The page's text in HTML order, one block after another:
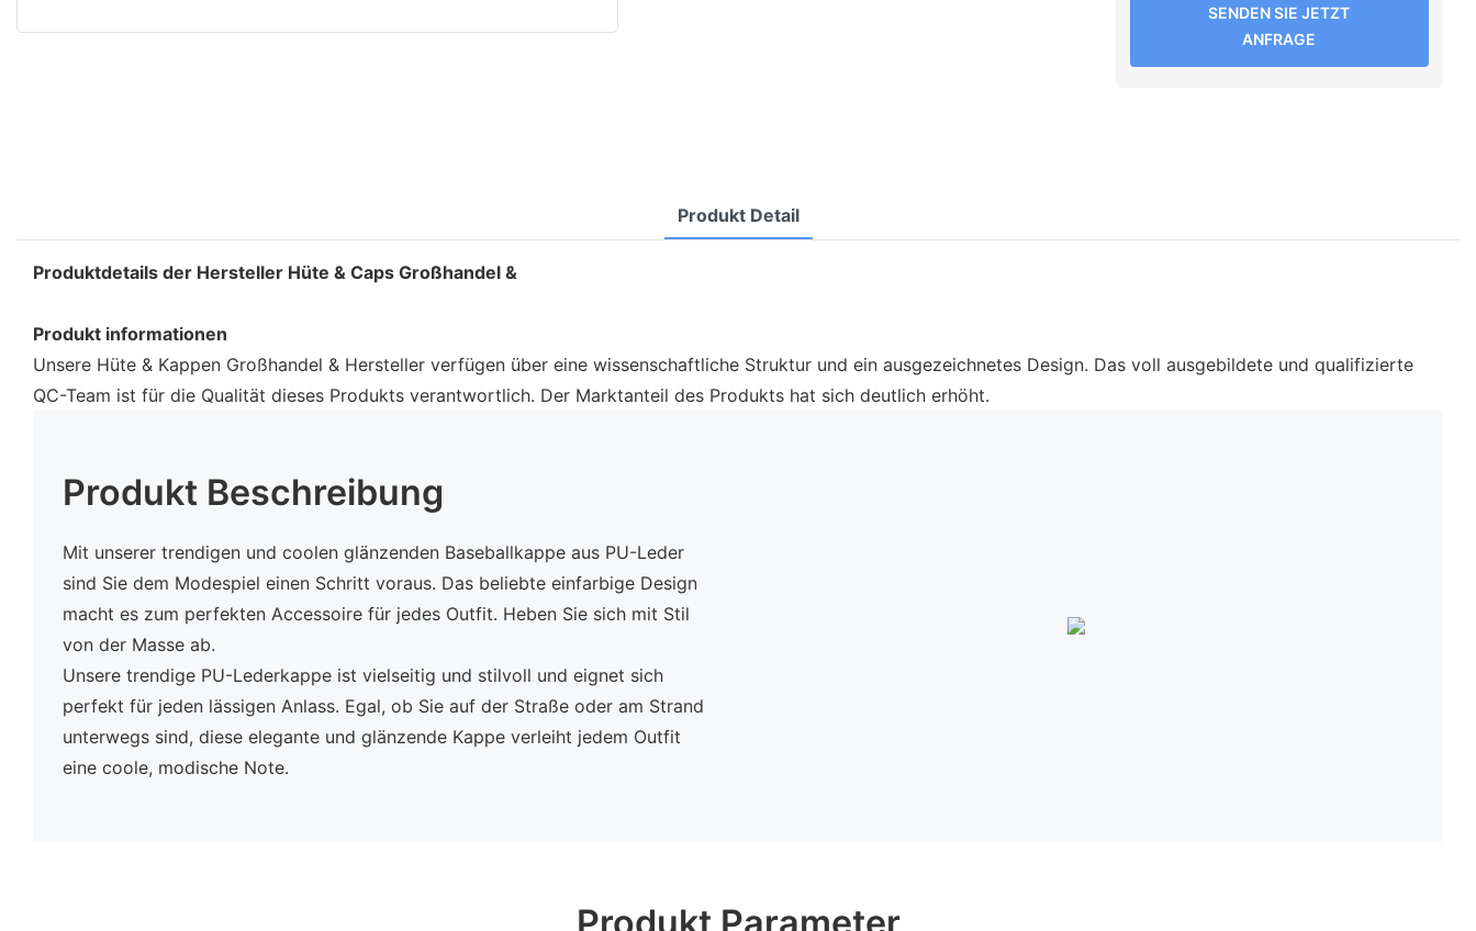
SENDEN SIE JETZT
ANFRAGE
Produkt Detail
Produktdetails der Hersteller Hüte & Caps Großhandel &
Produkt informationen
Unsere Hüte & Kappen Großhandel & Hersteller verfügen über eine wissenschaftliche Struktur und ein ausgezeichnetes Design. Das voll ausgebildete und qualifizierte
QC-Team ist für die Qualität dieses Produkts verantwortlich. Der Marktanteil des Produkts hat sich deutlich erhöht.
Produkt Beschreibung
Mit unserer trendigen und coolen glänzenden Baseballkappe aus PU-Leder
sind Sie dem Modespiel einen Schritt voraus. Das beliebte einfarbige Design
macht es zum perfekten Accessoire für jedes Outfit. Heben Sie sich mit Stil
von der Masse ab.
Unsere trendige PU-Lederkappe ist vielseitig und stilvoll und eignet sich
perfekt für jeden lässigen Anlass. Egal, ob Sie auf der Straße oder am Strand
unterwegs sind, diese elegante und glänzende Kappe verleiht jedem Outfit
eine coole, modische Note.